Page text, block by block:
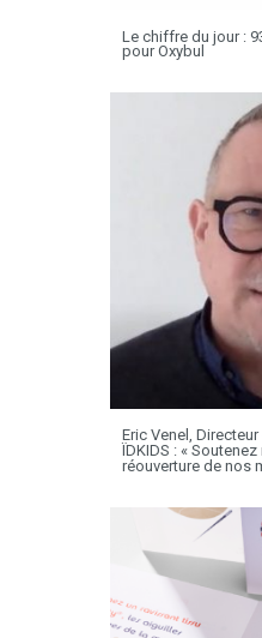
Le chiffre du jour :
pour Oxybul
Eric Venel,
ÏDKIDS : «
réouverture de nos